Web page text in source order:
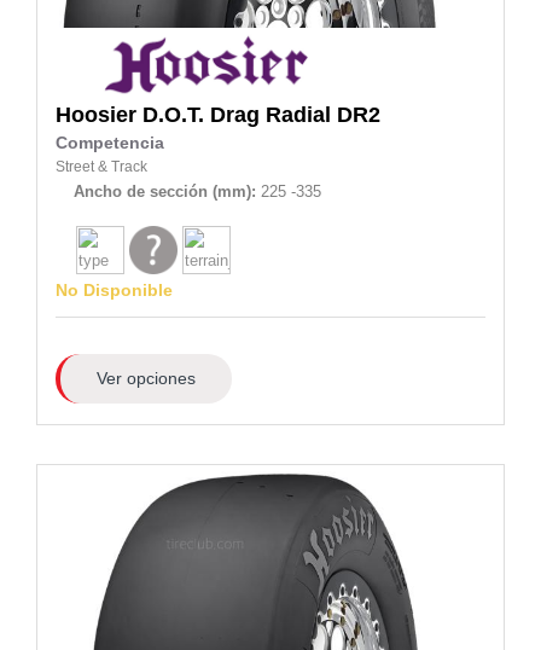
Hoosier D.O.T. Drag Radial DR2
Competencia
Street & Track
Ancho de sección (mm): 225 -335
No Disponible
Ver opciones